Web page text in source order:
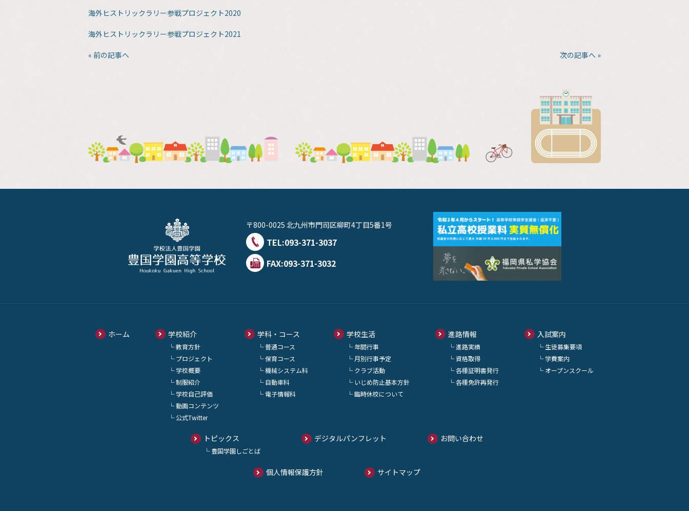
海外ヒストリックラリー参戦プロジェクト2020
海外ヒストリックラリー参戦プロジェクト2021
« 前の記事へ 次の記事へ »
〒800-0025 北九州市門司区柳町4丁目5番1号
TEL:093-371-3037
FAX:093-371-3032
ホーム 学校紹介
教育方針
プロジェクト
学校概要
制服紹介
学校自己評価
動画コンテンツ
公式Twitter
学科・コース
普通コース
保育コース
機械システム科
自動車科
電子情報科
学校生活
年間行事
月別行事予定
クラブ活動
いじめ防止基本方針
臨時休校について
進路情報
進路実績
資格取得
各種証明書発行
各種免許再発行
入試案内
生徒募集要項
学費案内
オープンスクール
トピックス
豊国学園しごとば
デジタルパンフレット お問い合わせ
個人情報保護方針 サイトマップ